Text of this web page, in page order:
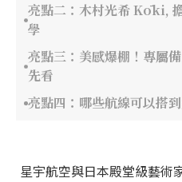
亮點二：木村光希 Kōki,
學
亮點三：美感爆棚！專屬
先看
亮點四：哪些航線可以搭
星宇航空與日本殿堂級藝術